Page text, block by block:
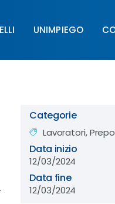
UNIMPIEGO
Categorie
Lavoratori,
Data inizio
12/03/2024
Data fine
12/03/2024